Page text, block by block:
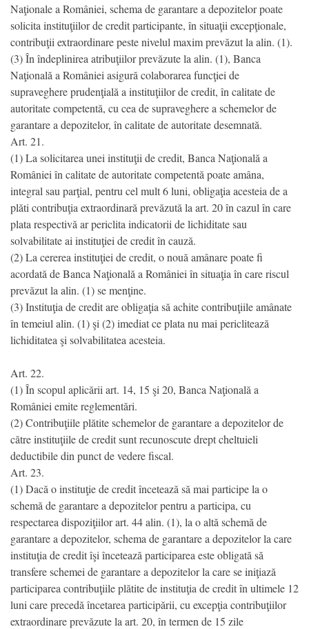
Naţionale a României, schema de garantare a depozitelor poate
solicita instituţiilor de credit participante, în situaţii excepţionale,
contribuţii extraordinare peste nivelul maxim prevăzut la alin. (1).
(3) În îndeplinirea atribuţiilor prevăzute la alin. (1), Banca
Naţională a României asigură colaborarea funcţiei de
supraveghere prudenţială a instituţiilor de credit, în calitate de
autoritate competentă, cu cea de supraveghere a schemelor de
garantare a depozitelor, în calitate de autoritate desemnată.
Art. 21.
(1) La solicitarea unei instituţii de credit, Banca Naţională a
României în calitate de autoritate competentă poate amâna,
integral sau parţial, pentru cel mult 6 luni, obligaţia acesteia de a
plăti contribuţia extraordinară prevăzută la art. 20 în cazul în care
plata respectivă ar periclita indicatorii de lichiditate sau
solvabilitate ai instituţiei de credit în cauză.
(2) La cererea instituţiei de credit, o nouă amânare poate fi
acordată de Banca Naţională a României în situaţia în care riscul
prevăzut la alin. (1) se menţine.
(3) Instituţia de credit are obligaţia să achite contribuţiile amânate
în temeiul alin. (1) şi (2) imediat ce plata nu mai periclitează
lichiditatea şi solvabilitatea acesteia.
Art. 22.
(1) În scopul aplicării art. 14, 15 şi 20, Banca Naţională a
României emite reglementări.
(2) Contribuţiile plătite schemelor de garantare a depozitelor de
către instituţiile de credit sunt recunoscute drept cheltuieli
deductibile din punct de vedere fiscal.
Art. 23.
(1) Dacă o instituţie de credit încetează să mai participe la o
schemă de garantare a depozitelor pentru a participa, cu
respectarea dispoziţiilor art. 44 alin. (1), la o altă schemă de
garantare a depozitelor, schema de garantare a depozitelor la care
instituţia de credit îşi încetează participarea este obligată să
transfere schemei de garantare a depozitelor la care se iniţiază
participarea contribuţiile plătite de instituţia de credit în ultimele 12
luni care precedă încetarea participării, cu excepţia contribuţiilor
extraordinare prevăzute la art. 20, în termen de 15 zile